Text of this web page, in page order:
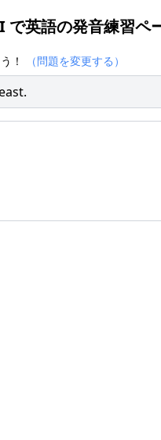
英語の発音練習ペ
！ （問題を変更する）